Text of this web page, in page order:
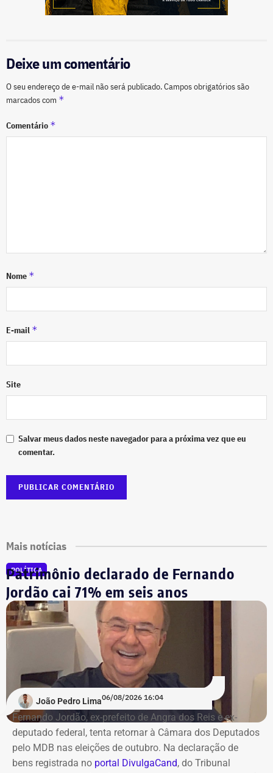
Deixe um comentário
O seu endereço de e-mail não será publicado.Campos obrigatórios são
marcados com *
Comentário *
Nome *
E-mail *
Site
Salvar meus dados neste navegador para a próxima vez que eu
comentar.
Mais notícias
POLÍTICA
Patrimônio declarado de Fernando
Jordão cai 71% em seis anos
João Pedro Lima06/08/2026 16:04
Fernando Jordão, ex-prefeito de Angra dos Reis e ex-
deputado federal, tenta retornar à Câmara dos Deputados
pelo MDB nas eleições de outubro. Na declaração de
bens registrada no portal DivulgaCand, do Tribunal